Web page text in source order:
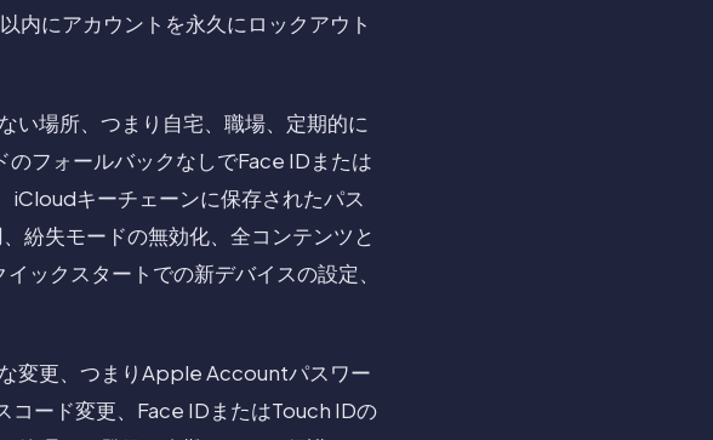
内にアカウントを永久にロックアウト
い場所、つまり自宅、職場、定期的に
フォールバックなしでFace IDまたは
iCloudキーチェーンに保存されたパス
紛失モードの無効化、全コンテンツと
ックスタートでの新デバイスの設定、
変更、つまりApple Accountパスワー
ード変更、Face IDまたはTouch IDの